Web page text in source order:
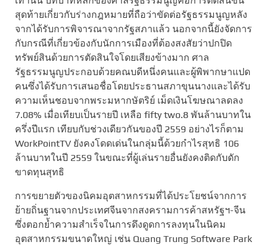
สุดท้ายเกี่ยวกับร่างกฎหมายที่ถือว่าขัดต่อรัฐธรรมนูญหลัง
จากได้รับการพิจารณาจากรัฐสภาแล้ว นอกจากนี้ยังจัดการ
กับกรณีที่เกี่ยวข้องกับนักการเมืองที่ต้องสงสัยว่าปกปิด
ทรัพย์สินด้วยการตัดสินใจโดยเสียงข้างมาก ศาล
รัฐธรรมนูญประกอบด้วยคณบดีหนึ่งคนและผู้พิพากษาแปด
คนซึ่งได้รับการเสนอชื่อโดยประธานสภาขุนนางและได้รับ
ความเห็นชอบจากพระมหากษัตริย์ เม็ดเงินโฆษณาลดลง
7.08% เมื่อเทียบเป็นรายปี เหลือ fifty two.8 พันล้านบาทใน
ครึ่งปีแรก เทียบกับช่วงเดียวกันของปี 2559 อย่างไรก็ตาม
WorkPointTV ยังคงโดดเด่นในกลุ่มนี้ด้วยกำไรสุทธิ 106
ล้านบาทในปี 2559 ในขณะที่ผู้เล่นรายอื่นยังคงติดกับดัก
ขาดทุนสุทธิ
การขยายตัวของนิคมอุตสาหกรรมที่ได้ประโยชน์จากการ
ย้ายถิ่นฐานจากประเทศจีนจากสงครามการค้าสหรัฐฯ-จีน
ซึ่งตอกย้ำความสำเร็จในการดึงดูดการลงทุนในนิคม
อุตสาหกรรมขนาดใหญ่ เช่น Quang Trung Software Park